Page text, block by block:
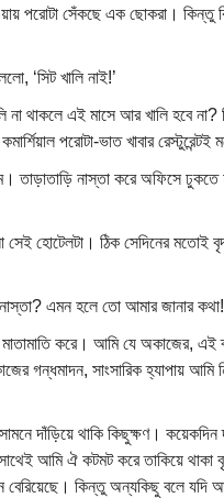
পরোটা সেঁকছে এক ছোকরা। কিন্তু
‘সিট খালি নাই!’
না থাকলে এই মাসে আর খালি হবে
পরোটা-ভাত খাবার রেস্টুরেন্টই
তাড়াতাড়ি নাস্তা করে অফিসে
হোটেলটা। ঠিক সেদিনের মতোই
এমন হলে তো আমার জানার কথা!
করে। আমি যে অকাজের, এই
সাংসারিক হ্যাপায় আমি
সামনে দাঁড়িয়ে থাকি কিছুক্ষণ।
সাথেই আমি ঐ কটমট করে তাকিয়ে
বেরিয়েছে। কিন্তু অন্যকিছু বলে যদি